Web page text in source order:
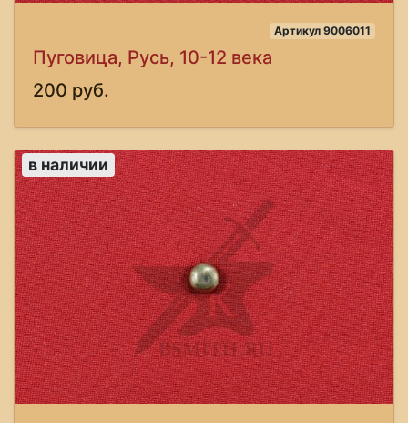
Артикул 9006011
Пуговица, Русь, 10-12 века
200 руб.
в наличии